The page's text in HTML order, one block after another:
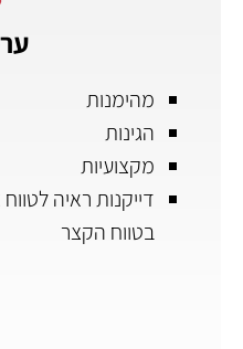
מהימנות
הגינות
מקצועיות
דייקנות ראיה
בטווח הקצר